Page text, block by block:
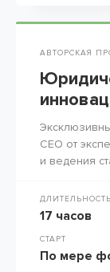
АВТОРСКАЯ
СЕО от
и ведения
ДЛИТЕЛЬНОСТЬ
17 часов
СТАРТ
По мере